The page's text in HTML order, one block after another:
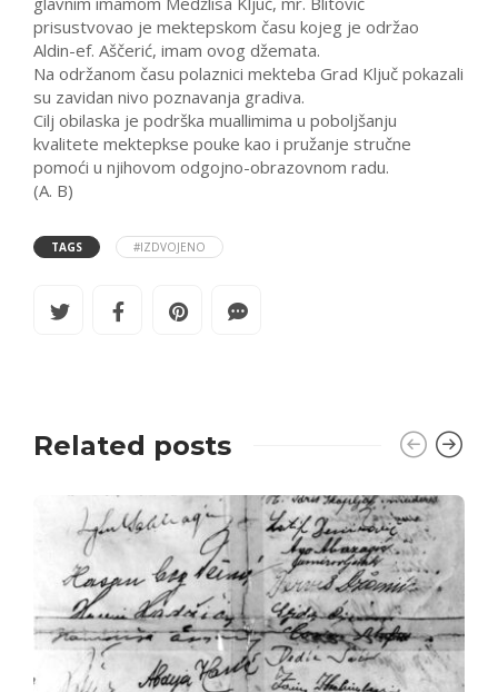
prisustvovao je mektepskom času kojeg je održao
Aldin-ef. Aščerić, imam ovog džemata.
Na održanom času polaznici mekteba Grad Ključ pokazali
su zavidan nivo poznavanja gradiva.
Cilj obilaska je podrška muallimima u poboljšanju
kvalitete mektepkse pouke kao i pružanje stručne
pomoći u njihovom odgojno-obrazovnom radu.
(A. B)
TAGS #IZDVOJENO
Related posts